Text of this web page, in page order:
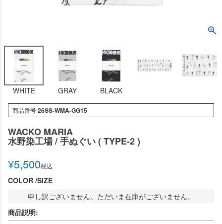
WHITE GRAY BLACK
商品番号26SS-WMA-GG15
WACKO MARIA
水野染工場 / 手ぬぐい ( TYPE-2 )
¥5,500税込
COLOR SIZE
申し訳ございません。ただいま在庫がございません。
商品説明: